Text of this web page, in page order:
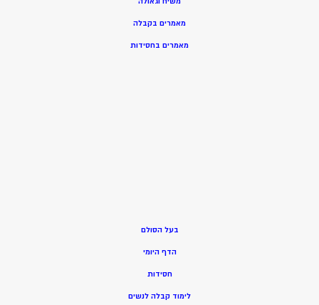
מאמרים בקבלה
מאמרים בחסידות
בעל הסולם
הדף היומי
חסידות
לימוד קבלה לנשים